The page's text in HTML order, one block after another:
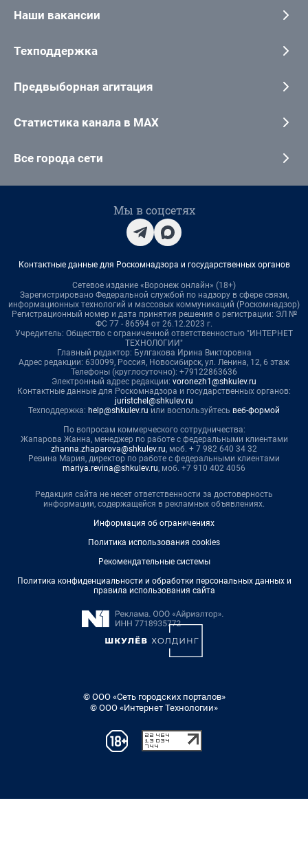
Наши вакансии
Техподдержка
Предвыборная агитация
Статистика канала в MAX
Все города сети
Мы в соцсетях
Контактные данные для Роскомнадзора и государственных органов
Сетевое издание «Воронеж онлайн» (18+)
Зарегистрировано Федеральной службой по надзору в сфере связи,
информационных технологий и массовых коммуникаций (Роскомнадзор)
Регистрационный номер и дата принятия решения о регистрации: ЭЛ №
ФС 77 - 86594 от 26.12.2023 г.
Учредитель: Общество с ограниченной ответственностью "ИНТЕРНЕТ
ТЕХНОЛОГИИ"
Главный редактор: Булгакова Ирина Викторовна
Адрес редакции: 630099, Россия, Новосибирск, ул. Ленина, 12, 6 этаж
Телефоны (круглосуточно): +79122863636
Электронный адрес редакции: voronezh1@shkulev.ru
Контактные данные для Роскомнадзора и государственных органов:
juristchel@shkulev.ru
Техподдержка: help@shkulev.ru или воспользуйтесь веб-формой
По вопросам коммерческого сотрудничества:
Жапарова Жанна, менеджер по работе с федеральными клиентами
zhanna.zhaparova@shkulev.ru, моб. + 7 982 640 34 32
Ревина Мария, директор по работе с федеральными клиентами
mariya.revina@shkulev.ru, моб. +7 910 402 4056
Редакция сайта не несет ответственности за достоверность
информации, содержащейся в рекламных объявлениях.
Информация об ограничениях
Политика использования cookies
Рекомендательные системы
Политика конфиденциальности и обработки персональных данных и
правила использования сайта
© ООО «Сеть городских порталов»
© ООО «Интернет Технологии»